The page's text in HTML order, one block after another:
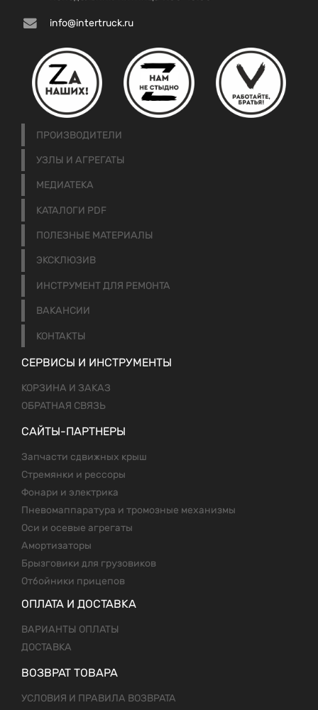
info@intertruck.ru
ПРОИЗВОДИТЕЛИ
УЗЛЫ И АГРЕГАТЫ
МЕДИАТЕКА
КАТАЛОГИ PDF
ПОЛЕЗНЫЕ МАТЕРИАЛЫ
ЭКСКЛЮЗИВ
ИНСТРУМЕНТ ДЛЯ РЕМОНТА
ВАКАНСИИ
КОНТАКТЫ
СЕРВИСЫ И ИНСТРУМЕНТЫ
КОРЗИНА И ЗАКАЗ
ОБРАТНАЯ СВЯЗЬ
САЙТЫ-ПАРТНЕРЫ
Запчасти сдвижных крыш
Стремянки и рессоры
Фонари и электрика
Пневомаппаратура и тромозные механизмы
Оси и осевые агрегаты
Амортизаторы
Брызговики для грузовиков
Отбойники прицепов
ОПЛАТА И ДОСТАВКА
ВАРИАНТЫ ОПЛАТЫ
ДОСТАВКА
ВОЗВРАТ ТОВАРА
УСЛОВИЯ И ПРАВИЛА ВОЗВРАТА